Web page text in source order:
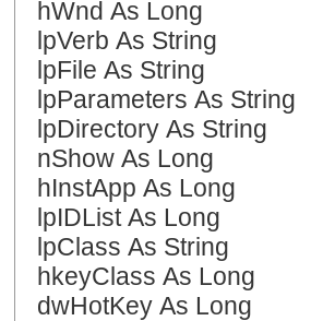
hWnd As Long
lpVerb As String
lpFile As String
lpParameters As String
lpDirectory As String
nShow As Long
hInstApp As Long
lpIDList As Long
lpClass As String
hkeyClass As Long
dwHotKey As Long